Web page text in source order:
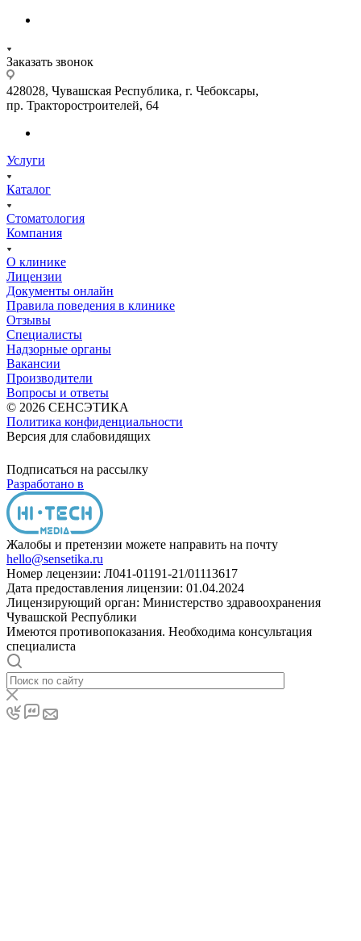
Заказать звонок
428028, Чувашская Республика, г. Чебоксары,
пр. Тракторостроителей, 64
Услуги
Каталог
Стоматология
Компания
О клинике
Лицензии
Документы онлайн
Правила поведения в клинике
Отзывы
Специалисты
Надзорные органы
Вакансии
Производители
Вопросы и ответы
© 2026 СЕНСЭТИКА
Политика конфиденциальности
Версия для слабовидящих
Подписаться на рассылку
Разработано в
Жалобы и претензии можете направить на почту
hello@sensetika.ru
Номер лецензии: Л041-01191-21/01113617
Дата предоставления лицензии: 01.04.2024
Лицензирующий орган: Министерство здравоохранения
Чувашской Республики
Имеются противопоказания. Необходима консультация
специалиста